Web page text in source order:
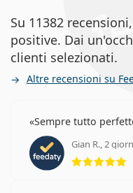
Su 11382
positive. Dai
clienti selezionati.
Altre recensioni su
Sempre tutto
Gian R., 2